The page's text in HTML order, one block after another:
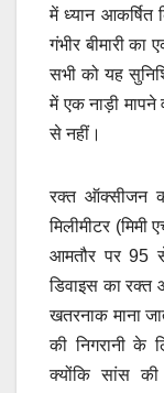
में ध्यान आकर्षित
गंभीर बीमारी
सभी को यह
में एक नाड़ी
से नहीं।
रक्त ऑक्सीजन
मिलीमीटर
आमतौर पर 95
डिवाइस का
खतरनाक माना
की निगरानी के
क्योंकि सांस